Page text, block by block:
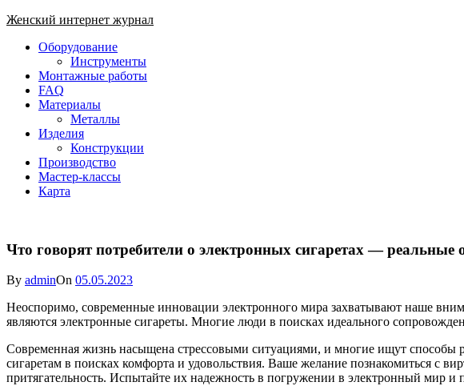
Skip
content
Женский интернет журнал
Close
Оборудование
Инструменты
Монтажные работы
FAQ
Материалы
Металлы
Изделия
Конструкции
Производство
Мастер-классы
Карта
Что говорят потребители о электронных сигаретах —
By adminOn 05.05.2023
Неоспоримо, современные инновации электронного мира захватывают наше
являются электронные сигареты. Многие люди в поисках идеального
Современная жизнь насыщена стрессовыми ситуациями, и многие ищут способы
сигаретам в поисках комфорта и удовольствия. Ваше желание познакомиться с
притягательность. Испытайте их надежность в погружении в электронный мир и